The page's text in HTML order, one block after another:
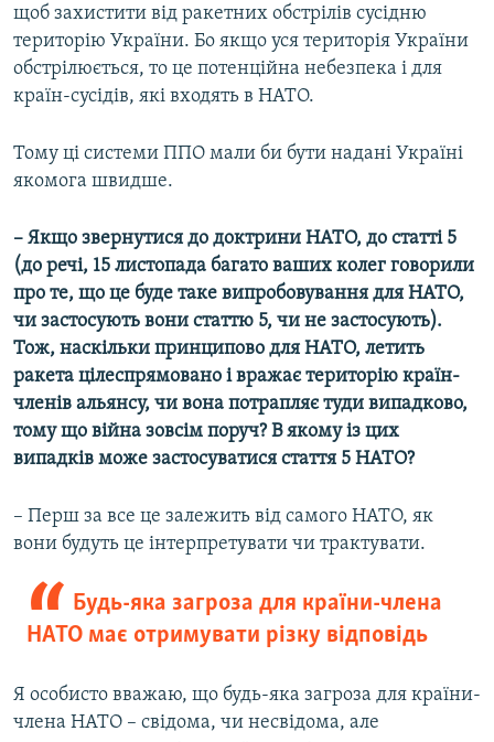
щоб захистити від ракетних обстрілів сусідню
територію України. Бо якщо уся територія України
обстрілюється, то це потенційна небезпека і для
країн-сусідів, які входять в НАТО.
Тому ці системи ППО мали би бути надані Україні
якомога швидше.
– Якщо звернутися до доктрини НАТО, до статті 5
(до речі, 15 листопада багато ваших колег говорили
про те, що це буде таке випробовування для НАТО,
чи застосують вони статтю 5, чи не застосують).
Тож, наскільки принципово для НАТО, летить
ракета цілеспрямовано і вражає територію країн-
членів альянсу, чи вона потрапляє туди випадково,
тому що війна зовсім поруч? В якому із цих
випадків може застосуватися стаття 5 НАТО?
– Перш за все це залежить від самого НАТО, як
вони будуть це інтерпретувати чи трактувати.
Будь-яка загроза для країни-члена
НАТО має отримувати різку відповідь
Я особисто вважаю, що будь-яка загроза для країни-
члена НАТО – свідома, чи несвідома, але